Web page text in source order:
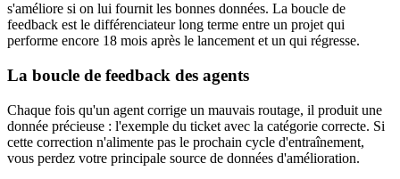
s'améliore si on lui fournit les bonnes données. La boucle de
feedback est le différenciateur long terme entre un projet qui
performe encore 18 mois après le lancement et un qui régresse.
La boucle de feedback des agents
Chaque fois qu'un agent corrige un mauvais routage, il produit une
donnée précieuse : l'exemple du ticket avec la catégorie correcte. Si
cette correction n'alimente pas le prochain cycle d'entraînement,
vous perdez votre principale source de données d'amélioration.